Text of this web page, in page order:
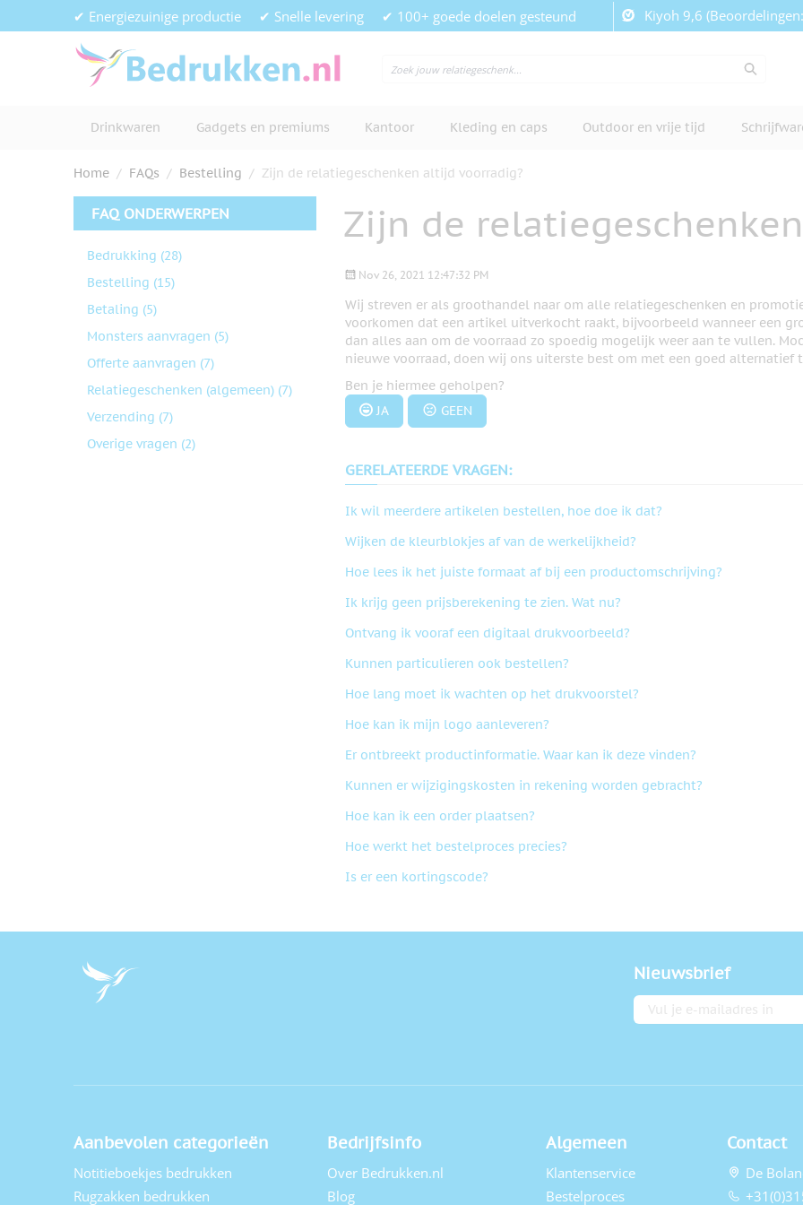
Ga naar de inhoud✔ Energiezuinige productie ✔ Snelle levering ✔ 100+ goede doelen gesteund Kiyoh 9,6
Drinkwaren Gadgets en premiums Kantoor Kleding en caps Outdoor en vrije tijd
Home / FAQs / Bestelling / Zijn de relatiegeschenken altijd voorradig?
Zijn de
Nov 26, 2021 12:47:32 PM
Wij streven er als groothandel naar om alle relatiegeschenken en
voorkomen dat een artikel uitverkocht raakt, bijvoorbeeld wanneer een
dan alles aan om de voorraad zo spoedig mogelijk weer aan te vullen.
nieuwe voorraad, doen wij ons uiterste best om met een goed alternatief
Ben je hiermee geholpen?
JA
GEEN
GERELATEERDE VRAGEN:
Ik wil meerdere artikelen bestellen, hoe doe ik dat?
Wijken de kleurblokjes af van de werkelijkheid?
Hoe lees ik het juiste formaat af bij een productomschrijving?
Ik krijg geen prijsberekening te zien. Wat nu?
Ontvang ik vooraf een digitaal drukvoorbeeld?
Kunnen particulieren ook bestellen?
Hoe lang moet ik wachten op het drukvoorstel?
Hoe kan ik mijn logo aanleveren?
Er ontbreekt productinformatie. Waar kan ik deze vinden?
Kunnen er wijzigingskosten in rekening worden gebracht?
Hoe kan ik een order plaatsen?
Hoe werkt het bestelproces precies?
Is er een kortingscode?
FAQ ONDERWERPEN
Bedrukking (28)
Bestelling (15)
Betaling (5)
Monsters aanvragen (5)
Offerte aanvragen (7)
Relatiegeschenken (algemeen) (7)
Verzending (7)
Overige vragen (2)
Nieuwsbrief
E-mailadres
Aanbevolen categorieën
Notitieboekjes bedrukken
Rugzakken bedrukken
Bedrijfsinfo
Over Bedrukken.nl
Blog
Algemeen
Klantenservice
Bestelproces
Contact
De